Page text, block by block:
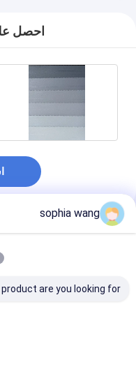
احصل
المنتجات الموصى بها
sophia wang
are you looking for?